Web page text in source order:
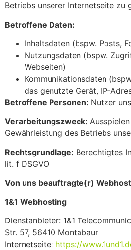
Betriebs unserer Internetseite zu
Betroffene Daten:
Inhaltsdaten (bspw. Posts,
Nutzungsdaten (bspw.
Webseiten)
Kommunikationsdaten
das genutzte Gerät, IP-
Betroffene Personen: Nutzer
Verarbeitungszweck:
Gewährleistung des Betriebs
Rechtsgrundlage: Berechtigtes
lit. f DSGVO
Von uns beauftragte(r)
1&1 Webhosting
Dienstanbieter: 1&1
Str. 57, 56410 Montabaur
Internetseite: https://